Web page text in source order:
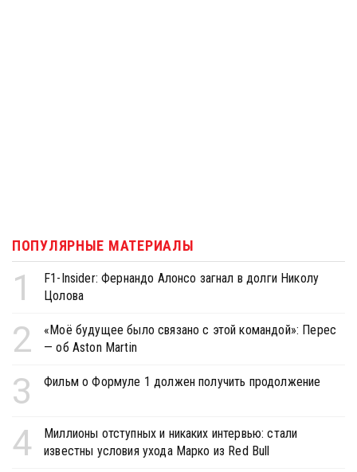
ПОПУЛЯРНЫЕ МАТЕРИАЛЫ
1
F1-Insider: Фернандо Алонсо загнал в долги Николу
Цолова
2
«Моё будущее было связано с этой командой»: Перес
— об Aston Martin
3 Фильм о Формуле 1 должен получить продолжение
4
Миллионы отступных и никаких интервью: стали
известны условия ухода Марко из Red Bull